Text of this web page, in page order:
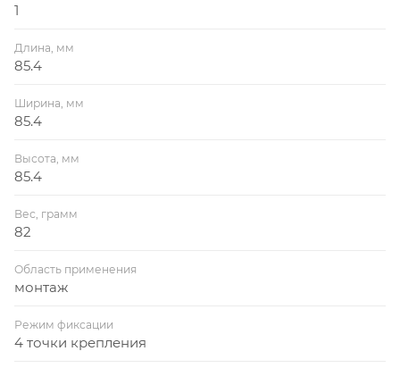
1
Длина, мм
85.4
Ширина, мм
85.4
Высота, мм
85.4
Вес, грамм
82
Область применения
монтаж
Режим фиксации
4 точки крепления